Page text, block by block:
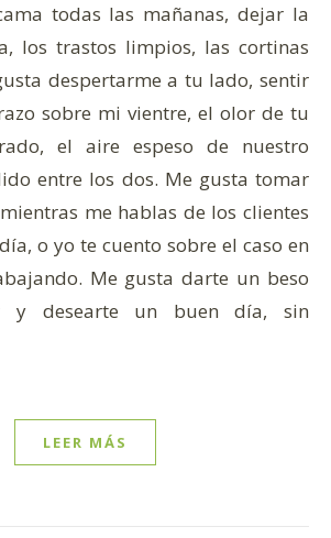
todas las mañanas, dejar la
los trastos limpios, las cortinas
despertarme a tu lado, sentir
sobre mi vientre, el olor de tu
el aire espeso de nuestro
entre los dos. Me gusta tomar
me hablas de los clientes
o yo te cuento sobre el caso en
Me gusta darte un beso
y desearte un buen día, sin
LEER MÁS